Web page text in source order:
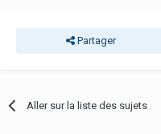
Partager
Aller sur la liste des sujets